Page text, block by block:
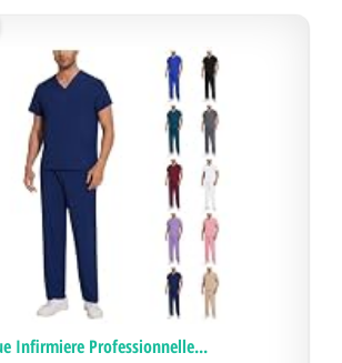
Infirmiere Professionnelle...